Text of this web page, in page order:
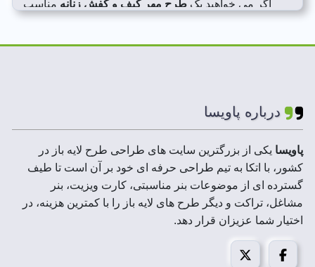
اگر می خواهید یکطرح مهر کیف و کفش زنانه مناسب
طراحی منحصر به فرد و جذاب آن است.
درباره پاویسا
پاویسا یکی از بزرگترین سایت های طراحی طرح لایه باز در
کشور، با اتکا به تیم طراحی حرفه ای خود بر آن است تا طیف
گسترده ای از موضوعات بنر مناسبتی، کارت ویزیت، بنر
مشاغل، تراکت و دیگر طرح های لایه باز را با کمترین هزینه، در
اختیار شما عزیزان قرار دهد.